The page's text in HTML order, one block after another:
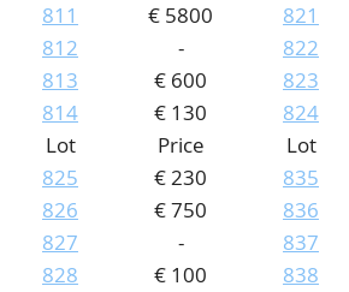
811
€ 5800
812
-
813
€ 600
814
€ 130
821
822
823
824
Lot
Price
825
€ 230
826
€ 750
827
-
828
€ 100
Lot
835
836
837
838